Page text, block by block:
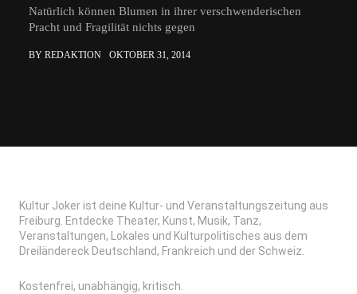
Natürlich können Blumen in ihrer verschwenderischen
Pracht und Fragilität nichts gegen
BY REDAKTION OKTOBER 31, 2014
Kultur Joker ist deine Kultur- und Veranstaltungszeitung aus
Freiburg. Entdecke Theater, Kunst, Musik, Tanz,
Veranstaltungen, Lokales und Kulturpolitisches aus dem
Dreiländereck Deutschland, Frankreich und der Schweiz.
Kostenfrei, unabhängig, kritisch.